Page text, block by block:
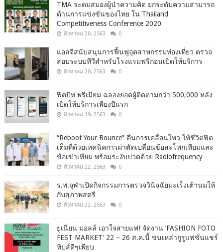
TMA ระดมสมองผู้นำความคิด ยกระดับความสามารถ
ด้านการแข่งขันของไทย ใน Thailand
Competitiveness Conference 2020
สิงหาคม 20, 2563 0
แอลจีสนับสนุนการฟื้นฟูอุตสาหกรรมท่องเที่ยว ตรวจ
สอบระบบทีวีสำหรับโรงแรมฟรีก่อนเปิดให้บริการ
สิงหาคม 20, 2563 0
ฟิตบิท พรีเมียม ฉลองยอดผู้ติดตามกว่า 500,000 หลัง
เปิดให้บริการเพียงปีแรก
สิงหาคม 19, 2563 0
“Reboot Your Bounce” คืนการเคลื่อนไหว ให้ชีวิตฟิต
เต็มที่ด้วยเทคนิคการผ่าตัดเปลี่ยนข้อสะโพกเทียมและ
ข้อเข่าเทียม พร้อมระงับปวดด้วย Radiofrequency
สิงหาคม 22, 2563 0
ร.พ.จุฬาเปิดกิจกรรมการตรวจวินิจฉัยมะเร็งเต้านมให้
กับสุภาพสตรี
สิงหาคม 22, 2563 0
ยูเนี่ยน มอลล์ เอาใจสายแฟ! จัดงาน ‘FASHION FOTO
FEST MARKET’ 22 – 26 ส.ค.นี้ ขนเหล่ากูรูแฟชั่นแชร์
ทิปส์ดีๆเพียบ